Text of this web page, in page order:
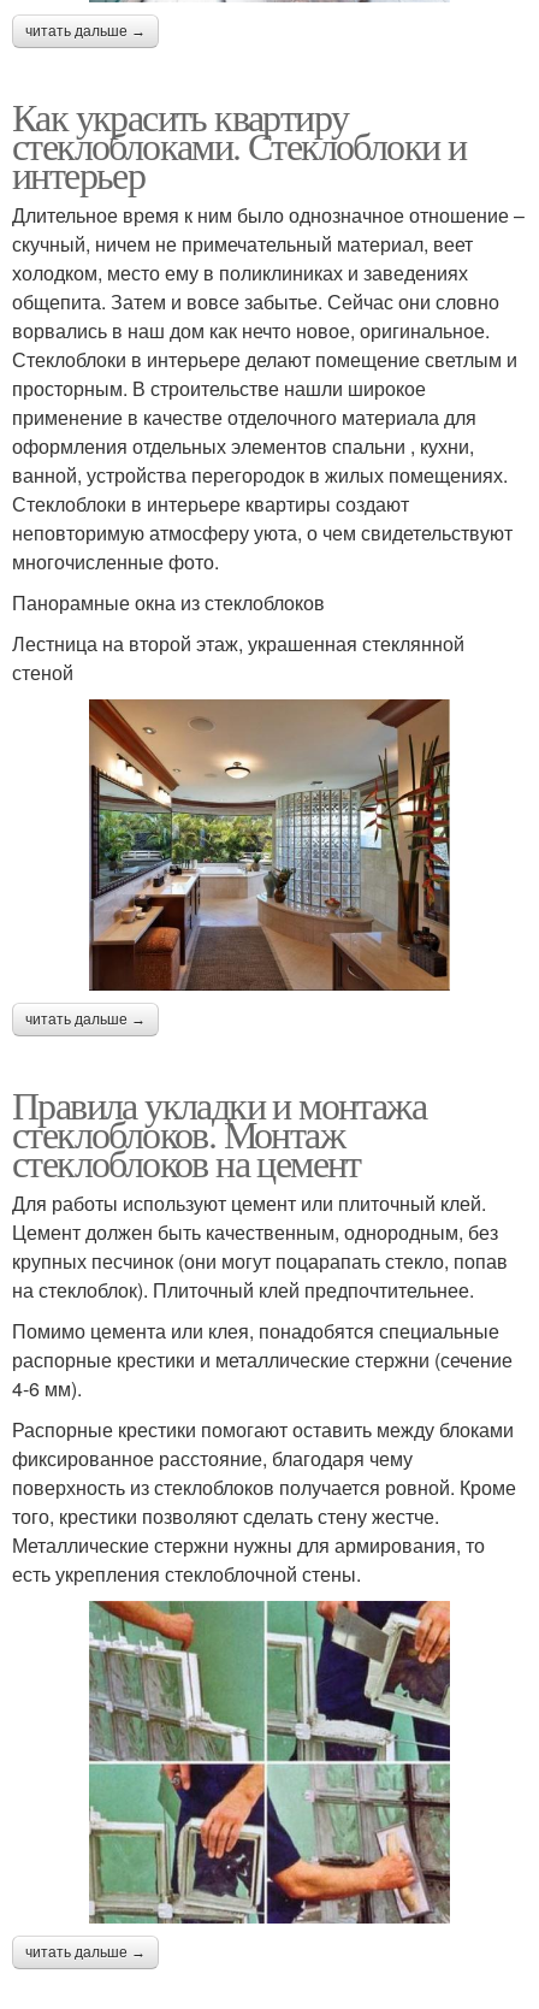
читать дальше →
Как украсить квартиру
стеклоблоками. Стеклоблоки и
интерьер
Длительное время к ним было однозначное отношение –
скучный, ничем не примечательный материал, веет
холодком, место ему в поликлиниках и заведениях
общепита. Затем и вовсе забытье. Сейчас они словно
ворвались в наш дом как нечто новое, оригинальное.
Стеклоблоки в интерьере делают помещение светлым и
просторным. В строительстве нашли широкое
применение в качестве отделочного материала для
оформления отдельных элементов спальни , кухни,
ванной, устройства перегородок в жилых помещениях.
Стеклоблоки в интерьере квартиры создают
неповторимую атмосферу уюта, о чем свидетельствуют
многочисленные фото.
Панорамные окна из стеклоблоков
Лестница на второй этаж, украшенная стеклянной
стеной
читать дальше →
Правила укладки и монтажа
стеклоблоков. Монтаж
стеклоблоков на цемент
Для работы используют цемент или плиточный клей.
Цемент должен быть качественным, однородным, без
крупных песчинок (они могут поцарапать стекло, попав
на стеклоблок). Плиточный клей предпочтительнее.
Помимо цемента или клея, понадобятся специальные
распорные крестики и металлические стержни (сечение
4-6 мм).
Распорные крестики помогают оставить между блоками
фиксированное расстояние, благодаря чему
поверхность из стеклоблоков получается ровной. Кроме
того, крестики позволяют сделать стену жестче.
Металлические стержни нужны для армирования, то
есть укрепления стеклоблочной стены.
читать дальше →